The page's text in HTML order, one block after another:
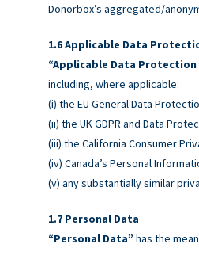
Donorbox’s aggregated/
Applicable Data
“Applicable Data Protection
including, where applicable:
(i) the EU General Data
(ii) the UK GDPR and Data
(iii) the California Consumer
(iv) Canada’s Personal
(v) any substantially similar
Personal Data
“Personal Data” has the